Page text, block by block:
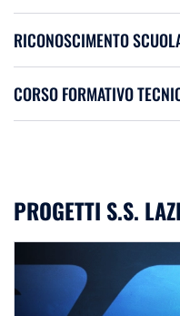
RICONOSCIMENTO
CORSO FORMATIVO
PROGETTI S.S.